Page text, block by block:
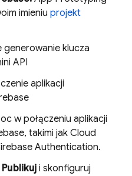
imieniu projekt
klucza
API
aplikacji
w połączeniu aplikacji
takimi jakCloud
Authentication.
Publikuj i skonfiguruj